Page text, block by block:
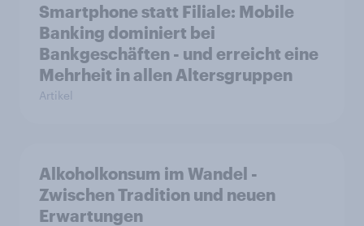
Smartphone statt Filiale: Mobile
Banking dominiert bei
Bankgeschäften - und erreicht eine
Mehrheit in allen Altersgruppen
Artikel
Alkoholkonsum im Wandel​ -
Zwischen Tradition und neuen
Erwartungen